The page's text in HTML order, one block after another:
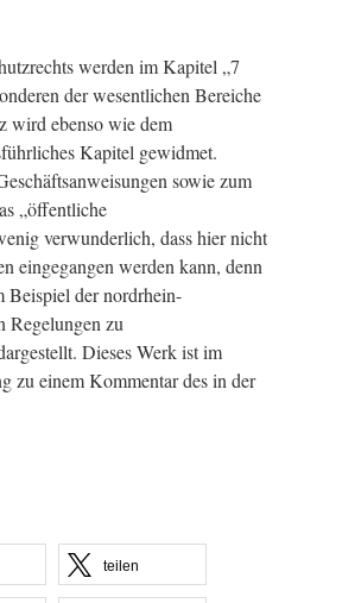
werden im Kapitel „7
der wesentlichen Bereiche
wird ebenso wie dem
Kapitel gewidmet.
sowie zum
„öffentliche
verwunderlich, dass hier nicht
eingegangen werden kann, denn
Beispiel der nordrhein-
Regelungen zu
Dieses Werk ist im
zu einem Kommentar des in der
teilen